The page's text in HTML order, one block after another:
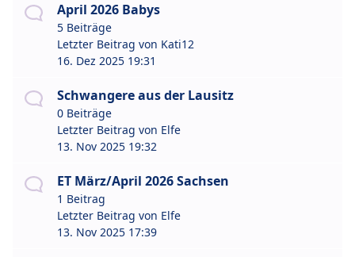
April 2026 Babys
5 Beiträge
Letzter Beitrag von Kati12
16. Dez 2025 19:31
Schwangere aus der Lausitz
0 Beiträge
Letzter Beitrag von Elfe
13. Nov 2025 19:32
ET März/April 2026 Sachsen
1 Beitrag
Letzter Beitrag von Elfe
13. Nov 2025 17:39